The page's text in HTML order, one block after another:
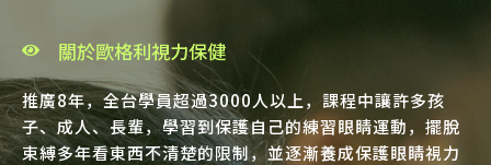
關於歐格利視力保健
推廣8年，全台學員超過3000人以上，課程中讓許多孩
子、成人、長輩，學習到保護自己的練習眼睛運動，擺脫
束縛多年看東西不清楚的限制，並逐漸養成保護眼睛視力